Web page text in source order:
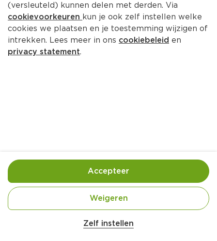
Ingrediënten Bereiding
(versleuteld) kunnen delen met derden. Via
cookievoorkeuren kun je ook zelf instellen welke
cookies we plaatsen en je toestemming wijzigen of
intrekken. Lees meer in ons cookiebeleid en
privacy statement.
Zelf instellen
Weigeren
Accepteer